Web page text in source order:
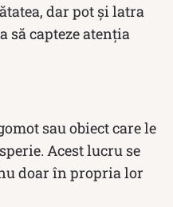
dar pot și latra
să capteze atenția
sau obiect care le
Acest lucru se
doar în propria lor